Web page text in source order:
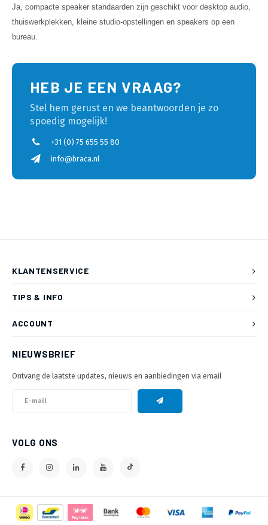
Ja, compacte speaker standaarden zijn geschikt voor desktop audio,
thuiswerkplekken, kleine studio-opstellingen en speakers op een
bureau.
HEB JE EEN VRAAG?
Stel hem gerust en we beantwoorden je zo
spoedig mogelijk!
+31 (0) 75 655 55 80
info@braca.nl
KLANTENSERVICE
TIPS & INFO
ACCOUNT
NIEUWSBRIEF
Ontvang de laatste updates, nieuws en aanbiedingen via email
VOLG ONS